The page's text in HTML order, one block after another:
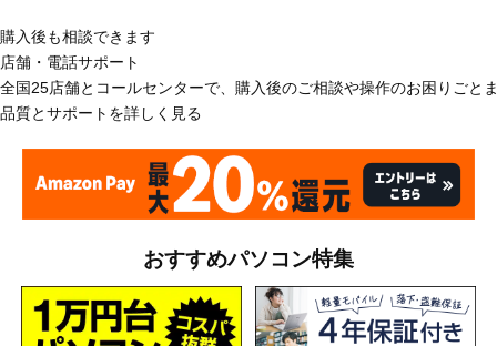
購入後も相談できます
店舗・電話サポート
全国25店舗とコールセンターで、購入後のご相談や操作のお困りごと
品質とサポートを詳しく見る
おすすめパソコン特集